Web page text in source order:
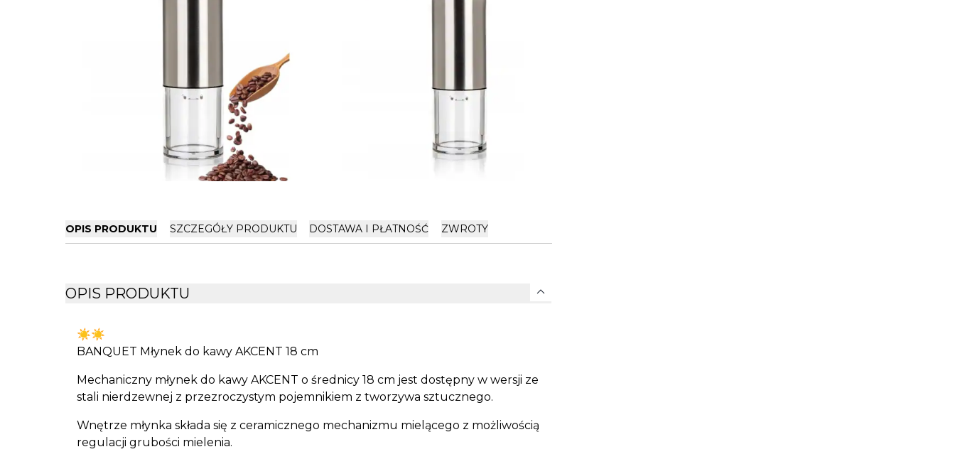
OPIS PRODUKTU SZCZEGÓŁY PRODUKTU DOSTAWA I PŁATNOŚĆ ZWROTY
OPIS PRODUKTU expand_more
☀️☀️
BANQUET Młynek do kawy AKCENT 18 cm
Mechaniczny młynek do kawy AKCENT o średnicy 18 cm jest dostępny w wersji ze
stali nierdzewnej z przezroczystym pojemnikiem z tworzywa sztucznego.
Wnętrze młynka składa się z ceramicznego mechanizmu mielącego z możliwością
regulacji grubości mielenia.